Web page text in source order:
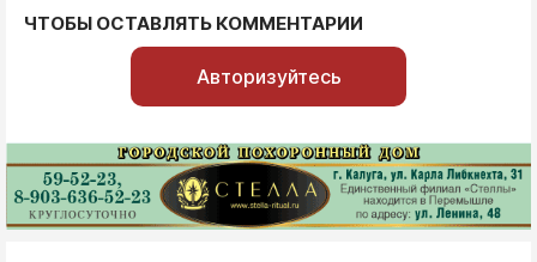
ЧТОБЫ ОСТАВЛЯТЬ КОММЕНТАРИИ
Авторизуйтесь